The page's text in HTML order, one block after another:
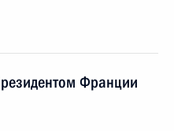
Франции